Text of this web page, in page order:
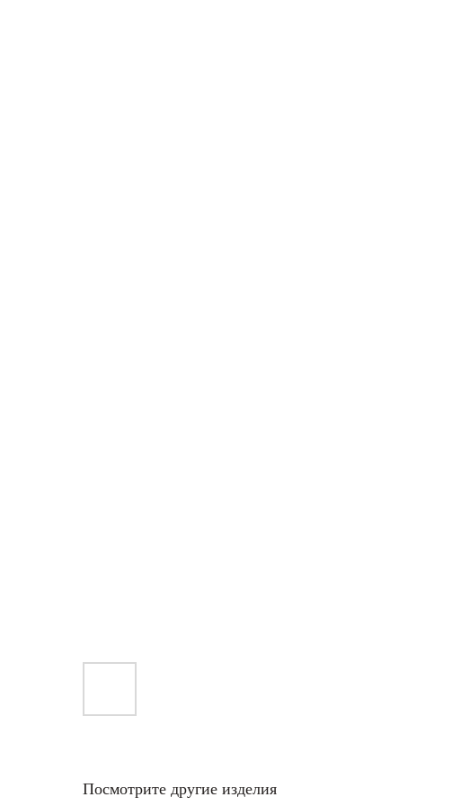
Посмотрите другие изделия